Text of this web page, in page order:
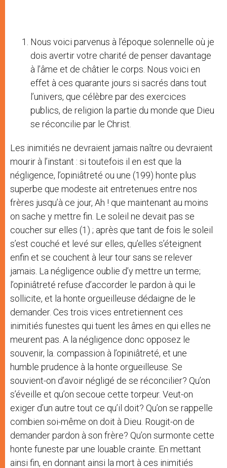
Nous voici parvenus à l’époque solennelle où je
dois avertir votre charité de penser davantage
à l’âme et de châtier le corps. Nous voici en
effet à ces quarante jours si sacrés dans tout
l’univers, que célèbre par des exercices
publics, de religion la partie du monde que Dieu
se réconcilie par le Christ.
Les inimitiés ne devraient jamais naître ou devraient
mourir à l’instant : si toutefois il en est que la
négligence, l’opiniâtreté ou une (199) honte plus
superbe que modeste ait entretenues entre nos
frères jusqu’à ce jour, Ah ! que maintenant au moins
on sache y mettre fin. Le soleil ne devait pas se
coucher sur elles (1) ; après que tant de fois le soleil
s’est couché et levé sur elles, qu’elles s’éteignent
enfin et se couchent à leur tour sans se relever
jamais. La négligence oublie d’y mettre un terme;
l’opiniâtreté refuse d’accorder le pardon à qui le
sollicite, et la honte orgueilleuse dédaigne de le
demander. Ces trois vices entretiennent ces
inimitiés funestes qui tuent les âmes en qui elles ne
meurent pas. A la négligence donc opposez le
souvenir, la. compassion à l’opiniâtreté, et une
humble prudence à la honte orgueilleuse. Se
souvient-on d’avoir négligé de se réconcilier? Qu’on
s’éveille et qu’on secoue cette torpeur. Veut-on
exiger d’un autre tout ce qu’il doit? Qu’on se rappelle
combien soi-même on doit à Dieu. Rougit-on de
demander pardon à son frère? Qu’on surmonte cette
honte funeste par une louable crainte. En mettant
ainsi fin, en donnant ainsi la mort à ces inimitiés